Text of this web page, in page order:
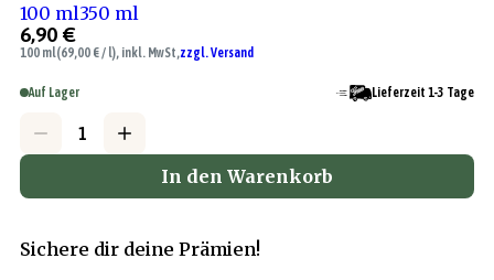
100 ml350 ml
6,90 €
100 ml(69,00 € / l), inkl. MwSt,zzgl. Versand
Auf Lager Lieferzeit 1-3 Tage
In den Warenkorb
Sichere dir deine Prämien!